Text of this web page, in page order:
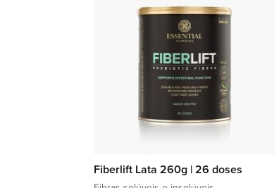
Fiberlift Lata 260g | 26 doses